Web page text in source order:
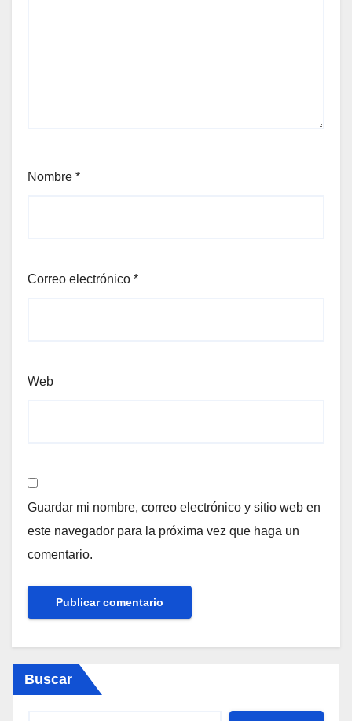
Nombre *
Correo electrónico *
Web
Guardar mi nombre, correo electrónico y sitio web en
este navegador para la próxima vez que haga un
comentario.
Buscar